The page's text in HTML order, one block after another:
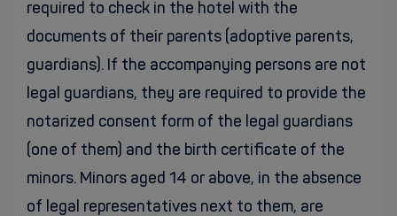
required to check in the hotel with the
documents of their parents (adoptive parents,
guardians). If the accompanying persons are not
legal guardians, they are required to provide the
notarized consent form of the legal guardians
(one of them) and the birth certificate of the
minors. Minors aged 14 or above, in the absence
of legal representatives next to them, are